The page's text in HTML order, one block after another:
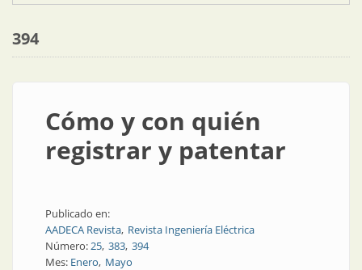
394
Cómo y con quién
registrar y patentar
Publicado en:
AADECA Revista Revista Ingeniería Eléctrica
Número:25 383 394
Mes: Enero Mayo